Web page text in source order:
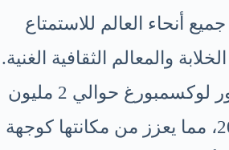
أنحاء العالم للاستمتاع
والمعالم الثقافية الغنية.
من المتوقع أن يزور لوكسمبورغ حوالي 2 مليون
سائح في عام 2024، مما يعزز من مكانتها كوجهة